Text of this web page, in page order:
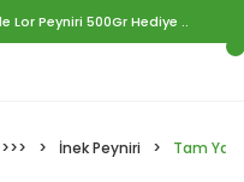
Lor Peyniri 500Gr Hediye ..
İnek Peyniri Tam